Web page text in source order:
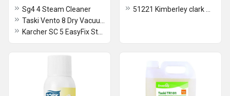
Sg4 4 Steam Cleaner